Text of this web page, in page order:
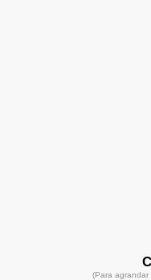
(Para agrandar